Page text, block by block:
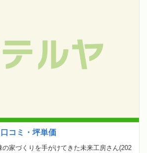
コミ・坪単価
家づくりを手がけてきた未来工房さん(202